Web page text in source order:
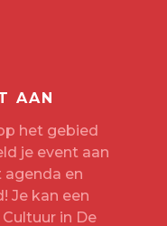
AAN
het gebied
je event aan
agenda en
Je kan een
Cultuur in De